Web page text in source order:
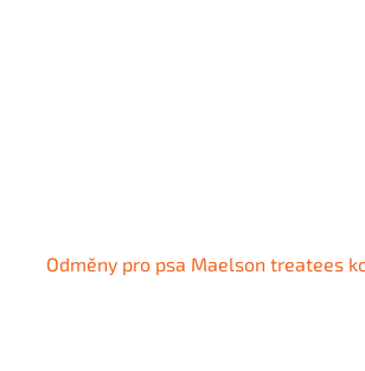
Odměny pro psa Maelson treatees